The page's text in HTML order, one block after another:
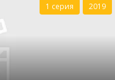
1 серия 2019